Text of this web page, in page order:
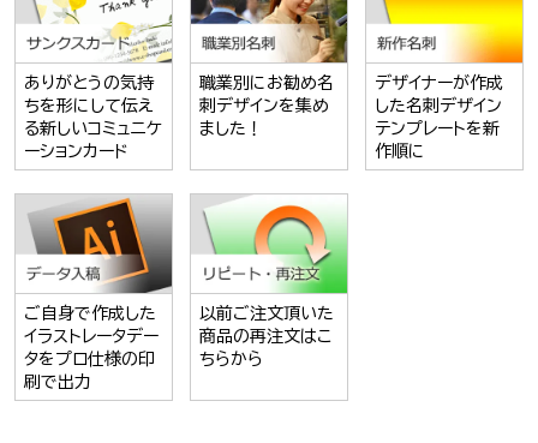
ありがとうの気持
ちを形にして伝え
る新しいコミュニケ
ーションカード
職業別にお勧め名
刺デザインを集め
ました！
デザイナーが作成
した名刺デザイン
テンプレートを新
作順に
ご自身で作成した
イラストレータデー
タをプロ仕様の印
刷で出力
以前ご注文頂いた
商品の再注文はこ
ちらから